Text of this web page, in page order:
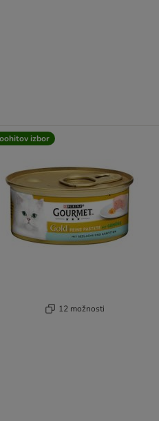
izbor
12 možnosti